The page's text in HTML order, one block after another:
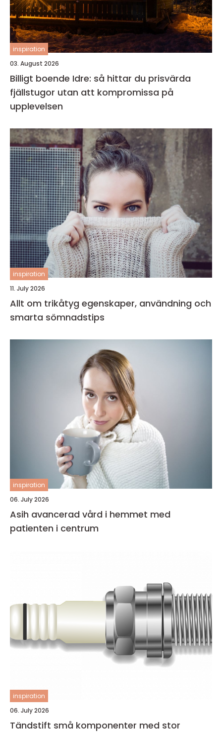
inspiration
03. August 2026
Billigt boende Idre: så hittar du prisvärda
fjällstugor utan att kompromissa på
upplevelsen
inspiration
11. July 2026
Allt om trikåtyg egenskaper, användning och
smarta sömnadstips
inspiration
06. July 2026
Asih avancerad vård i hemmet med
patienten i centrum
inspiration
06. July 2026
Tändstift små komponenter med stor